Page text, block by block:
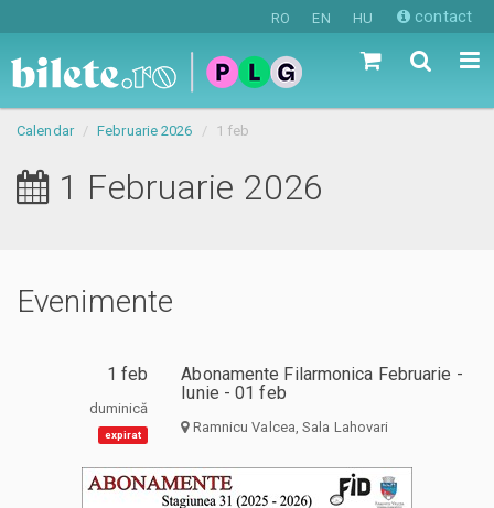
RO EN HU contact
Calendar Februarie 2026 1 feb
1 Februarie 2026
Evenimente
1 feb
duminică
expirat
Abonamente Filarmonica Februarie -
Iunie - 01 feb
Ramnicu Valcea, Sala Lahovari